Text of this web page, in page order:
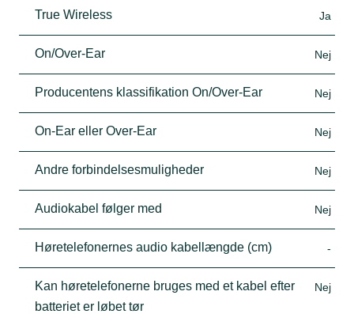
True Wireless Ja
On/Over-Ear Nej
Producentens klassifikation On/Over-Ear Nej
On-Ear eller Over-Ear Nej
Andre forbindelsesmuligheder Nej
Audiokabel følger med Nej
Høretelefonernes audio kabellængde (cm) -
Kan høretelefonerne bruges med et kabel efter
batteriet er løbet tør
Nej